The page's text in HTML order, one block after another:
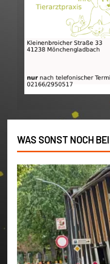
WAS SONST NOCH